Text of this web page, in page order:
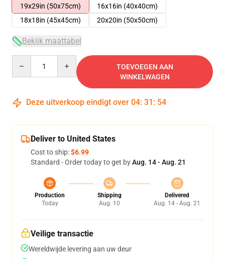
19x29in (50x75cm)
16x16in (40x40cm)
18x18in (45x45cm)
20x20in (50x50cm)
Bekijk maattabel
TOEVOEGEN AAN
WINKELWAGEN
Deze uitverkoop eindigt over 04: 31 : 54
Deliver to United States
Cost to ship:$6.99
Standard - Order today to get byAug. 14 - Aug. 21
Production
Today
Shipping
Aug. 10
Delivered
Aug. 14 - Aug. 21
Veilige transactie
Wereldwijde levering aan uw deur